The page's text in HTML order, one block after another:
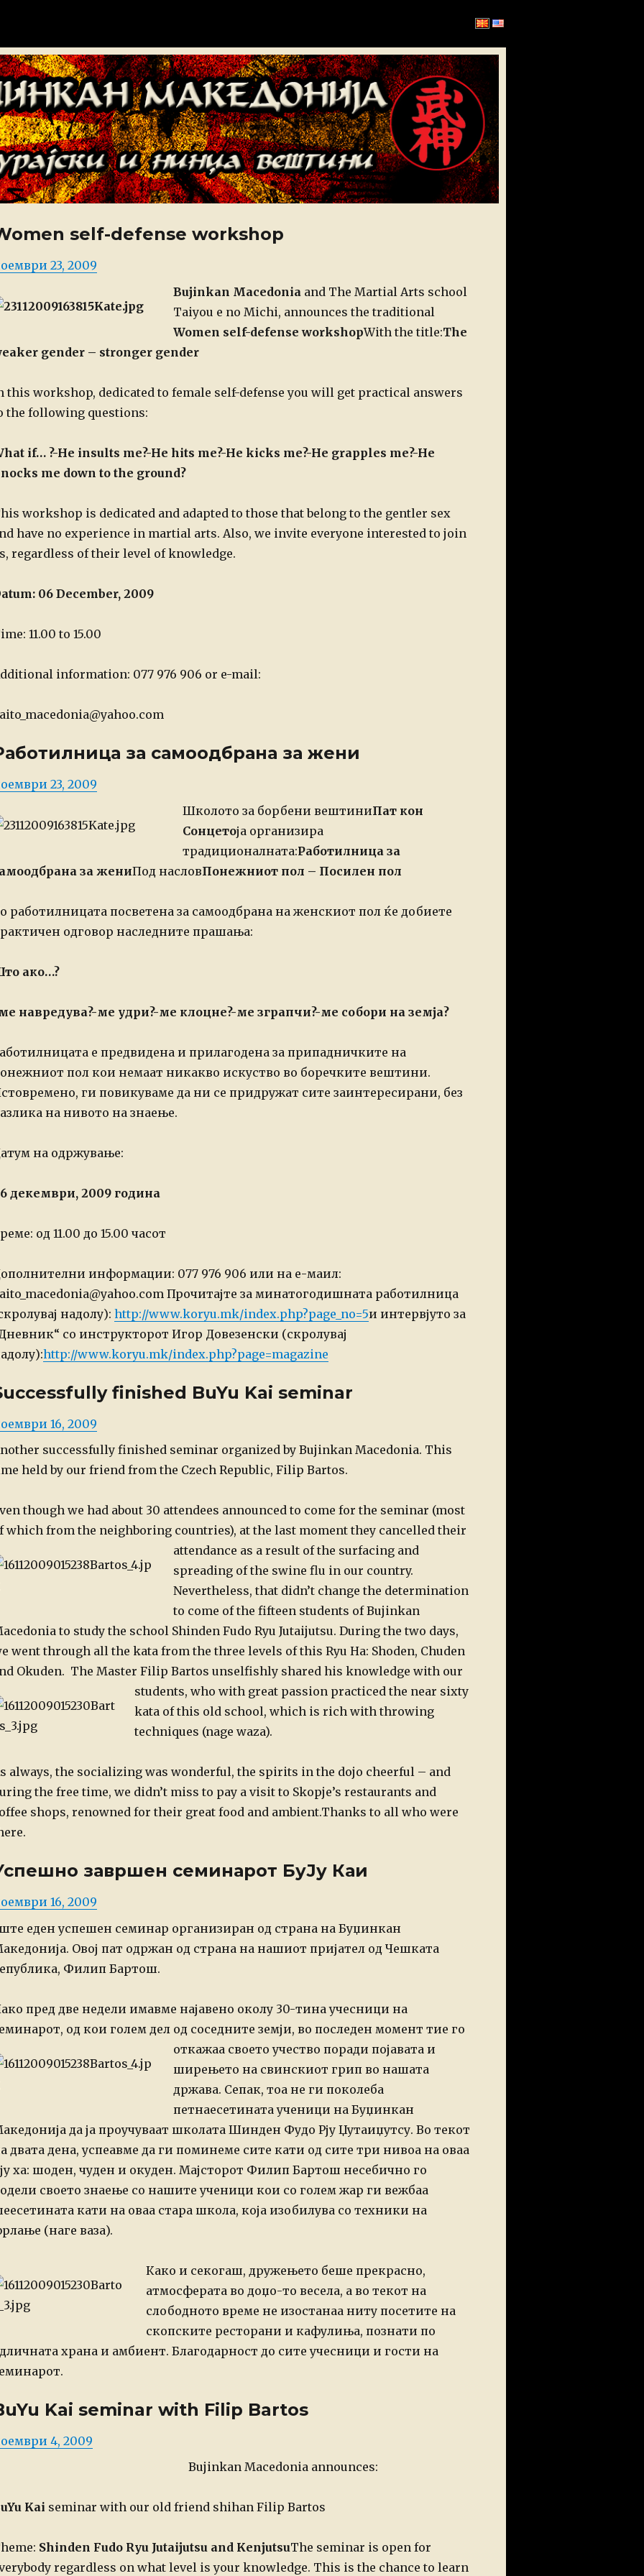
self-defense workshop
23, 2009
Bujinkan Macedonia and The Martial Arts school
Taiyou e no Michi, announces the traditional
Women self-defense workshopWith the title:The
gender – stronger gender
this workshop, dedicated to female self-defense you will get practical answers
the following questions:
if… ?-He insults me?-He hits me?-He kicks me?-He grapples me?-He
me down to the ground?
workshop is dedicated and adapted to those that belong to the gentler sex
have no experience in martial arts. Also, we invite everyone interested to join
regardless of their level of knowledge.
06 December, 2009
11.00 to 15.00
information: 077 976 906 or e-mail:
за самоодбрана за жени
23, 2009
Школото за борбени вештиниПат кон
Сонцетоја организира
традиционалната:Работилница за
за жениПод насловПонежниот пол – Посилен пол
работилницата посветена за самоодбрана на женскиот пол ќе добиете
одговор наследните прашања:
ако…?
навредува?-ме удри?-ме клоцне?-ме зграпчи?-ме собори на земја?
е предвидена и прилагодена за припадничките на
пол кои немаат никакво искуство во боречките вештини.
ги повикуваме да ни се придружат сите заинтересирани, без
на нивото на знаење.
на одржување:
декември, 2009 година
од 11.00 до 15.00 часот
информации: 077 976 906 или на е-маил:
Прочитајте за минатогодишната работилница
надолу): http://www.koryu.mk/index.php?page_no=5и интервјуто за
со инструкторот Игор Довезенски (скролувај
http://www.koryu.mk/index.php?page=magazine
finished BuYu Kai seminar
16, 2009
successfully finished seminar organized by Bujinkan Macedonia. This
held by our friend from the Czech Republic, Filip Bartos.
though we had about 30 attendees announced to come for the seminar (most
which from the neighboring countries), at the last moment they cancelled their
attendance as a result of the surfacing and
spreading of the swine flu in our country.
Nevertheless, that didn’t change the determination
to come of the fifteen students of Bujinkan
to study the school Shinden Fudo Ryu Jutaijutsu. During the two days,
went through all the kata from the three levels of this Ryu Ha: Shoden, Chuden
Okuden. The Master Filip Bartos unselfishly shared his knowledge with our
students, who with great passion practiced the near sixty
kata of this old school, which is rich with throwing
techniques (nage waza).
always, the socializing was wonderful, the spirits in the dojo cheerful – and
the free time, we didn’t miss to pay a visit to Skopje’s restaurants and
shops, renowned for their great food and ambient.Thanks to all who were
завршен семинарот БуЈу Каи
16, 2009
еден успешен семинар организиран од страна на Буџинкан
Овој пат одржан од страна на нашиот пријател од Чешката
Филип Бартош.
пред две недели имавме најавено околу 30-тина учесници на
од кои голем дел од соседните земји, во последен момент тие го
откажаа своето учество поради појавата и
ширењето на свинскиот грип во нашата
држава. Сепак, тоа не ги поколеба
петнаесетината ученици на Буџинкан
да ја проучуваат школата Шинден Фудо Рју Џутаиџутсу. Во текот
двата дена, успеавме да ги поминеме сите кати од сите три нивоа на оваа
ха: шоден, чуден и окуден. Мајсторот Филип Бартош несебично го
своето знаење со нашите ученици кои со голем жар ги вежбаа
кати на оваа стара школа, која изобилува со техники на
(наге ваза).
Како и секогаш, дружењето беше прекрасно,
атмосферата во доџо-то весела, а во текот на
слободното време не изостанаа ниту посетите на
скопските ресторани и кафулиња, познати по
храна и амбиент. Благодарност до сите учесници и гости на
Kai seminar with Filip Bartos
4, 2009
Bujinkan Macedonia announces:
Kai seminar with our old friend shihan Filip Bartos
Shinden Fudo Ryu Jutaijutsu and KenjutsuThe seminar is open for
regardless on what level is your knowledge. This is the chance to learn